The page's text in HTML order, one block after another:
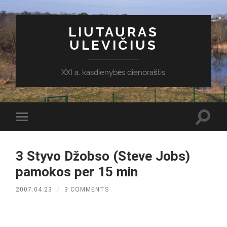
LIUTAURAS
ULEVIČIUS
XXI a. kasdienybės dienoraštis
Toggle
mobile
3 Styvo Džobso (Steve Jobs)
pamokos per 15 min
2007.04.23 / 3 COMMENTS